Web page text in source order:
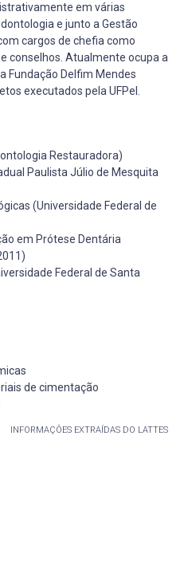
em várias
e junto a Gestão
cargos de chefia como
conselhos. Atualmente ocupa a
Fundação Delfim Mendes
executados pela UFPel.
Restauradora)
Paulista Júlio de Mesquita
(Universidade Federal de
em Prótese Dentária
Federal de Santa
de cimentação
INFORMAÇÕES EXTRAÍDAS DO LATTES